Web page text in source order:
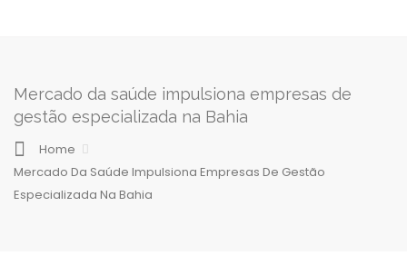
Mercado da saúde impulsiona empresas de
gestão especializada na Bahia
Home
Mercado Da Saúde Impulsiona Empresas De Gestão
Especializada Na Bahia